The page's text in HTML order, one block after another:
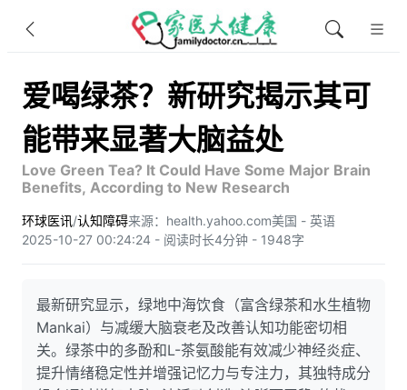
爱喝绿茶？新研究揭示其可
能带来显著大脑益处
Love Green Tea? It Could Have Some Major Brain
Benefits, According to New Research
环球医讯/认知障碍来源：health.yahoo.com美国 - 英语
2025-10-27 00:24:24 - 阅读时长4分钟 - 1948字
最新研究显示，绿地中海饮食（富含绿茶和水生植物
Mankai）与减缓大脑衰老及改善认知功能密切相
关。绿茶中的多酚和L-茶氨酸能有效减少神经炎症、
提升情绪稳定性并增强记忆力与专注力，其独特成分